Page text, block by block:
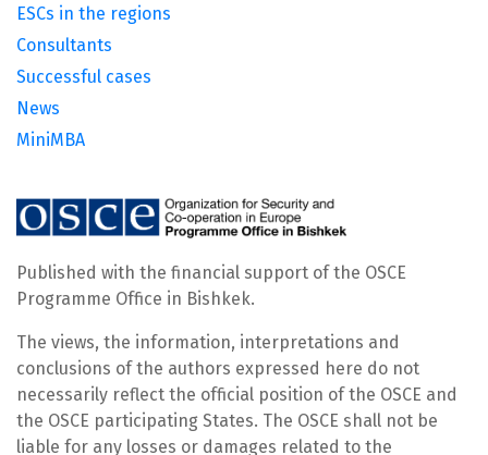
ESCs in the regions
Consultants
Successful cases
News
MiniMBA
Published with the financial support of the OSCE
Programme Office in Bishkek.
The views, the information, interpretations and
conclusions of the authors expressed here do not
necessarily reflect the official position of the OSCE and
the OSCE participating States. The OSCE shall not be
liable for any losses or damages related to the